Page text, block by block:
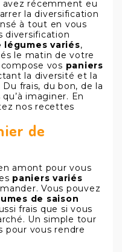
avez récemment eu
la diversification
à tout en vous
diversification
légumes variés,
le matin de votre
vos paniers
la diversité et la
Du frais, du bon, de la
imaginer. En
nos recettes
de
amont pour vous
paniers variés
Vous pouvez
de saison
frais que si vous
Un simple tour
pour vous rendre